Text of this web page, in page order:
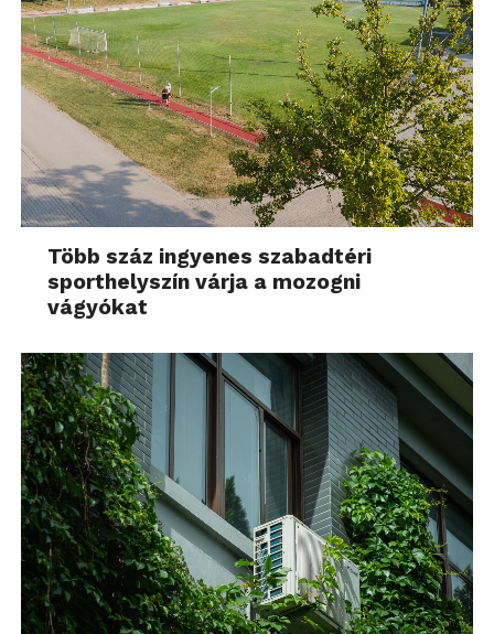
Több száz ingyenes szabadtéri
sporthelyszín várja a mozogni
vágyókat